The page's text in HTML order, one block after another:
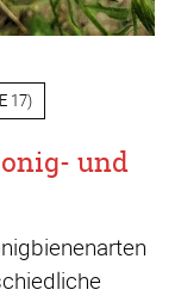
17)
und